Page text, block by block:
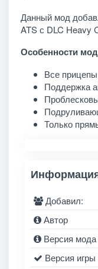
Данный мод
ATS с DLC Heavy
Особенности
Все
Поддержка
Только
Добавил:
Автор
Версия мода
Версия игры